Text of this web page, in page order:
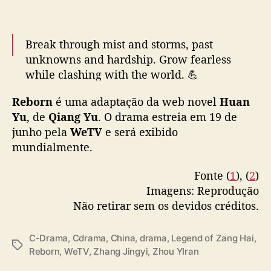
a
m
a
r
m
“
R
o
r
Break through mist and storms, past
unknowns and hardship. Grow fearless
while clashing with the world. 💪
🎬#RebornPremiers 19 June on WeTV
globally.
✨Starring#ZhangJingyi
#SunTianyu
pic.twitter.com/9PDSAkCXe2
— WeTV.Official (@WeTVOfficial)June 15,
2025
Reborn é uma adaptação da web novel Huan
Yu, de Qiang Yu. O drama estreia em 19 de
junho pela WeTV e será exibido
mundialmente.
Fonte (1), (2)
Imagens: Reprodução
Não retirar sem os devidos créditos.
T
C-Drama, Cdrama, China, drama, Legend of Zang Hai,
Reborn, WeTV, Zhang Jingyi, Zhou YIran